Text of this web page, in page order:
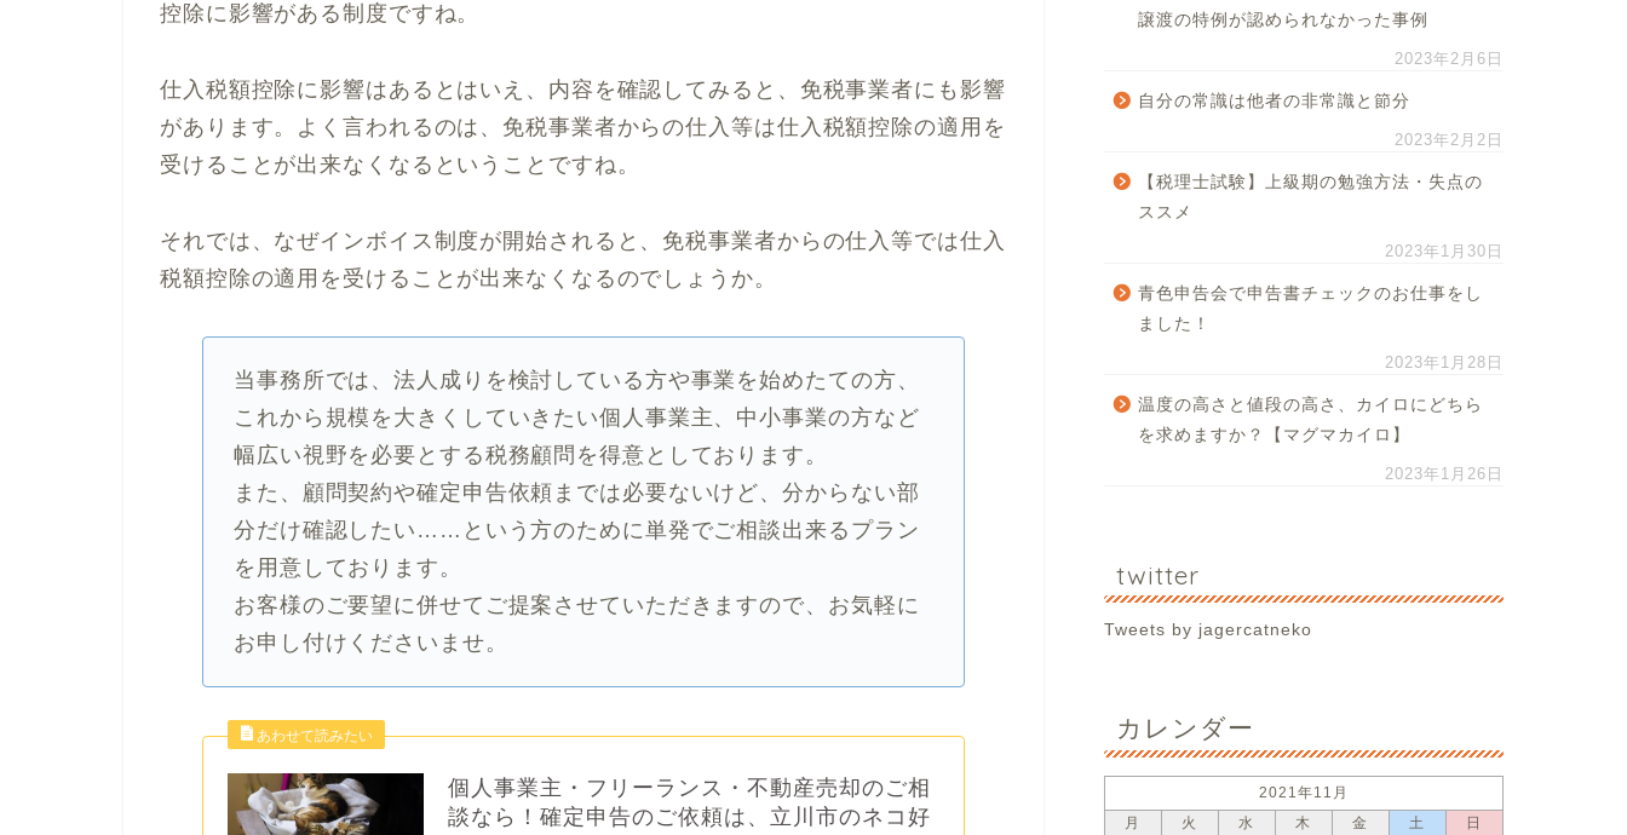
控除に影響がある制度ですね。
仕入税額控除に影響はあるとはいえ、内容を確認してみると、免税事業者にも影響
があります。よく言われるのは、免税事業者からの仕入等は仕入税額控除の適用を
受けることが出来なくなるということですね。
それでは、なぜインボイス制度が開始されると、免税事業者からの仕入等では仕入
税額控除の適用を受けることが出来なくなるのでしょうか。
当事務所では、法人成りを検討している方や事業を始めたての方、
これから規模を大きくしていきたい個人事業主、中小事業の方など
幅広い視野を必要とする税務顧問を得意としております。
また、顧問契約や確定申告依頼までは必要ないけど、分からない部
分だけ確認したい……という方のために単発でご相談出来るプラン
を用意しております。
お客様のご要望に併せてご提案させていただきますので、お気軽に
お申し付けくださいませ。
個人事業主・フリーランス・不動産売却のご相
談なら！確定申告のご依頼は、立川市のネコ好
譲渡の特例が認められなかった事例
2023年2月6日
自分の常識は他者の非常識と節分
2023年2月2日
【税理士試験】上級期の勉強方法・失点の
ススメ
2023年1月30日
青色申告会で申告書チェックのお仕事をし
ました！
2023年1月28日
温度の高さと値段の高さ、カイロにどちら
を求めますか？【マグマカイロ】
2023年1月26日
twitter
Tweets by jagercatneko
カレンダー
2021年11月
月
火 水 木 金 土
日